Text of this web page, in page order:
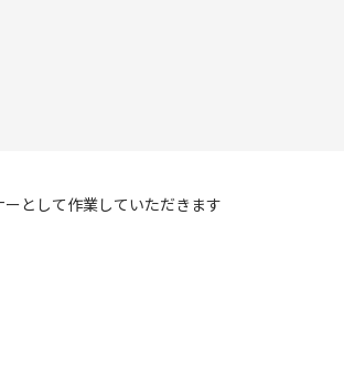
として作業していただきます